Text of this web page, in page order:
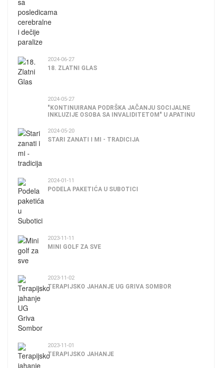
2024-06-27
18. ZLATNI GLAS
2024-05-27
"KONTINUIRANA PODRŠKA JAČANJU SOCIJALNE
INKLUZIJE OSOBA SA INVALIDITETOM" U APATINU
2024-05-20
STARI ZANATI I MI - TRADICIJA
2024-01-11
PODELA PAKETIĆA U SUBOTICI
2023-11-11
MINI GOLF ZA SVE
2023-11-02
TERAPIJSKO JAHANJE UG GRIVA SOMBOR
2023-11-01
TERAPIJSKO JAHANJE